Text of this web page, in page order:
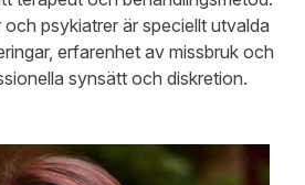
psykiatrer är speciellt utvalda
erfarenhet av missbruk och
synsätt och diskretion.